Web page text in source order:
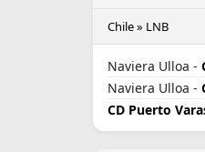
Chile » LNB
Naviera Ulloa -
Naviera Ulloa -
CD Puerto